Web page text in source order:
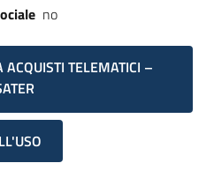
no
ACQUISTI TELEMATICI –